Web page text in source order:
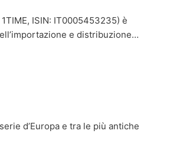
ISIN: IT0005453235) è
e distribuzione…
d’Europa e tra le più antiche